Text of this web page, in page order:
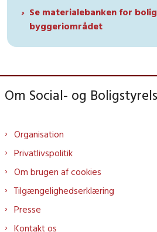
Se materialebanken for
byggeriområdet
Om Social- og
Organisation
Privatlivspolitik
Om brugen af cookies
Tilgængelighedserklæring
Presse
Kontakt os